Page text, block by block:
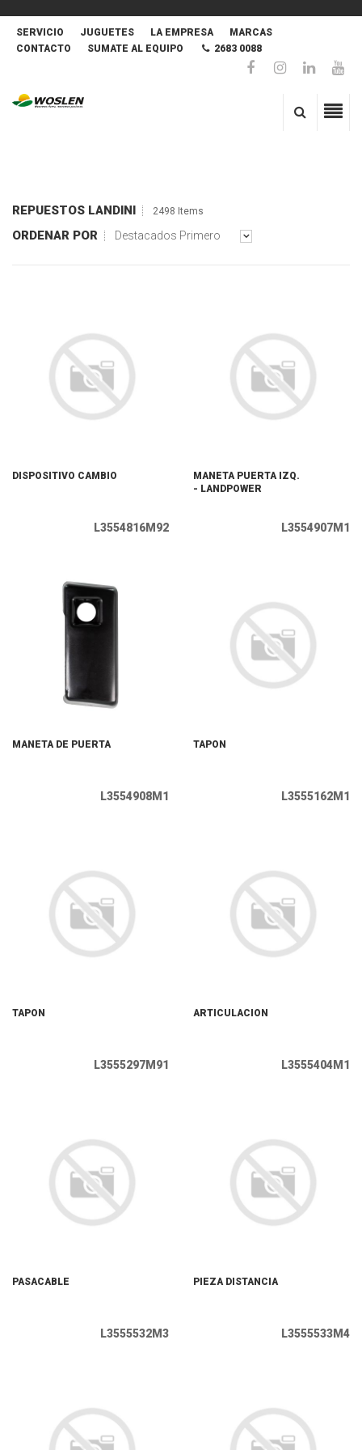
SERVICIO JUGUETES LA EMPRESA
MARCAS
CONTACTO
SUMATE AL EQUIPO 2683 0088
REPUESTOS LANDINI 2498 Items
ORDENAR POR Destacados Primero
DISPOSITIVO CAMBIO
L3554816M92
MANETA PUERTA IZQ.
- LANDPOWER
L3554907M1
MANETA DE PUERTA
L3554908M1
TAPON
L3555162M1
TAPON
L3555297M91
ARTICULACION
L3555404M1
PASACABLE
L3555532M3
PIEZA DISTANCIA
L3555533M4